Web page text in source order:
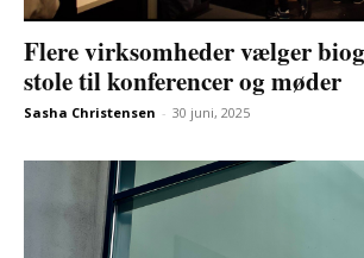
Flere virksomheder vælger
stole til konferencer og møder
Sasha Christensen - 30 juni, 2025